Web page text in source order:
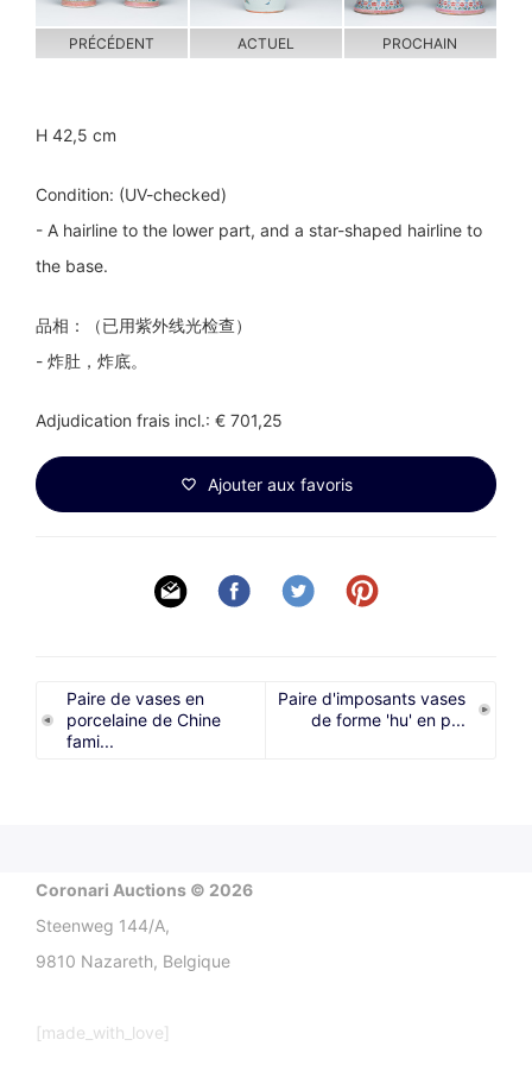
PRÉCÉDENT ACTUEL PROCHAIN
H 42,5 cm
Condition: (UV-checked)
- A hairline to the lower part, and a star-shaped hairline to
the base.
品相：（已用紫外线光检查）
- 炸肚，炸底。
Adjudication frais incl.: € 701,25
Ajouter aux favoris
Paire de vases en
porcelaine de Chine
fami...
Paire d'imposants vases
de forme 'hu' en p...
Coronari Auctions © 2026
Steenweg 144/A,
9810 Nazareth, Belgique
[made_with_love]